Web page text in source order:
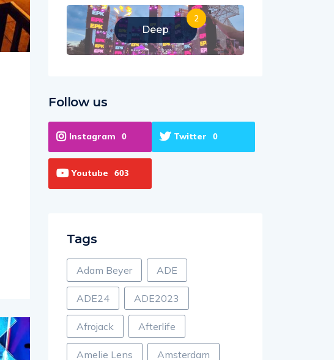
Deep
2
Follow us
Instagram 0 Twitter 0
Youtube 603
Tags
Adam Beyer ADE
ADE24 ADE2023
Afrojack Afterlife
Amelie Lens Amsterdam